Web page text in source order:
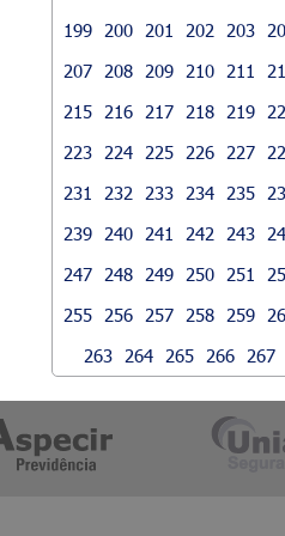
199
200 201 202 203
207
208 209 210 211
215
216 217 218 219
223
224 225 226 227
231
232 233 234 235
239
240 241 242 243
247
248 249 250 251
255
256 257 258 259
263
264 265 266 267